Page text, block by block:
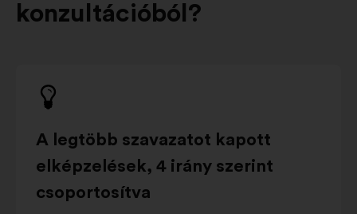
konzultációból?
A legtöbb szavazatot kapott
elképzelések, 4 irány szerint
csoportosítva